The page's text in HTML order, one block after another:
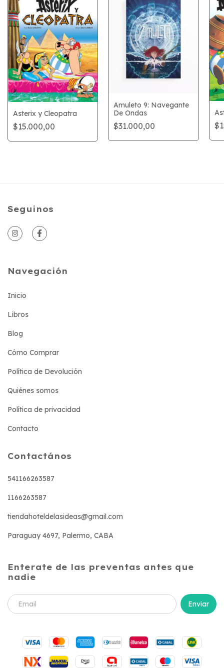
Asterix y Cleopatra
$15.000,00
Amuleto 9: Navegante
De Ondas
$31.000,00
Seguinos
Navegación
Inicio
Libros
Blog
Cómo Comprar
Política de Devolución
Quiénes somos
Política de privacidad
Contacto
Contactános
541166263587
1166263587
tiendahoteldelasideas@gmail.com
Paraguay 4697, Palermo, CABA
Enterate de las preventas antes que
nadie